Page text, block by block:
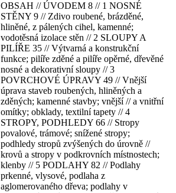
OBSAH // ÚVODEM 8 // 1 NOSNÉ
STĚNY 9 // Zdivo roubené, brázděné,
hliněné, z pálených cihel, kamenné;
vodotěsná izolace stěn // 2 SLOUPY A
PILÍŘE 35 // Výtvarná a konstrukční
funkce; pilíře zděné a pilíře opěrné, dřevěné
nosné a dekorativní sloupy // 3
POVRCHOVÉ ÚPRAVY 49 // Vnější
úprava staveb roubených, hliněných a
zděných; kamenné stavby; vnější // a vnitřní
omítky; obklady, textilní tapety // 4
STROPY, PODHLEDY 66 // Stropy
povalové, trámové; snížené stropy;
podhledy stropů zvýšených do úrovně //
krovů a stropy v podkrovních místnostech;
klenby // 5 PODLAHY 82 // Podlahy
prkenné, vlysové, podlaha z
aglomerovaného dřeva; podlahy v